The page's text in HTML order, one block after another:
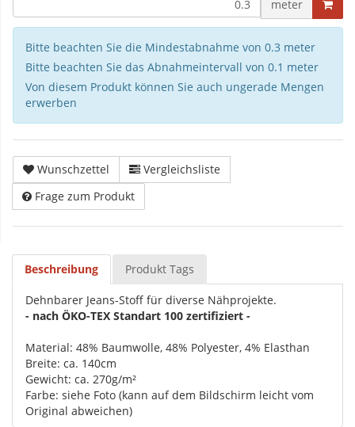
meter
Bitte beachten Sie die Mindestabnahme von 0.3 meter
Bitte beachten Sie das Abnahmeintervall von 0.1 meter
Von diesem Produkt können Sie auch ungerade Mengen
erwerben
Wunschzettel
Vergleichsliste
Frage zum Produkt
Beschreibung Produkt Tags
Dehnbarer Jeans-Stoff für diverse Nähprojekte.
- nach ÖKO-TEX Standart 100 zertifiziert -
Material: 48% Baumwolle, 48% Polyester, 4% Elasthan
Breite: ca. 140cm
Gewicht: ca. 270g/m²
Farbe: siehe Foto (kann auf dem Bildschirm leicht vom
Original abweichen)